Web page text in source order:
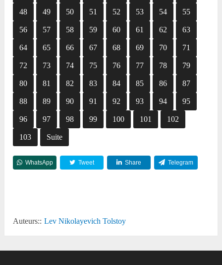
48 49 50 51 52 53 54 55
56 57 58 59 60 61 62 63
64 65 66 67 68 69 70 71
72 73 74 75 76 77 78 79
80 81 82 83 84 85 86 87
88 89 90 91 92 93 94 95
96 97 98 99 100 101 102
103 Suite
WhatsApp Tweet Share Telegram
Auteurs:: Lev Nikolayevich Tolstoy